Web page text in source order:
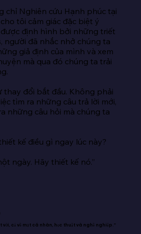
chỉ Nghiên cứu Hạnh phúc tại
tôi cảm giác đặc biệt ý
định hình bởi những triết
người đã nhắc nhở chúng ta
giả định của mình và xem
mà qua đó chúng ta trải
thay đổi bắt đầu. Không phải
tìm ra những câu trả lời mới,
những câu hỏi mà chúng ta
kế điều gì ngay lúc này?
ngày. Hãy thiết kế nó.”
vời, cả về mặt cá nhân, học thuật và nghề nghiệp.”